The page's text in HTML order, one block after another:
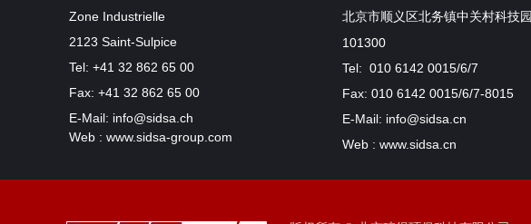
北京市顺义区北务镇中关村科技园
101300
Tel: 010 6142 0015/6/7
Fax: 010 6142 0015/6/7-8015
E-Mail: info@sidsa.cn
Web : www.sidsa.cn
Zone Industrielle
2123 Saint-Sulpice
Tel: +41 32 862 65 00
Fax: +41 32 862 65 00
E-Mail: info@sidsa.ch
Web : www.sidsa-group.com